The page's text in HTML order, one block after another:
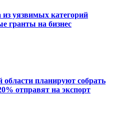
уязвимых категорий
гранты на бизнес
планируют собрать
отправят на экспорт